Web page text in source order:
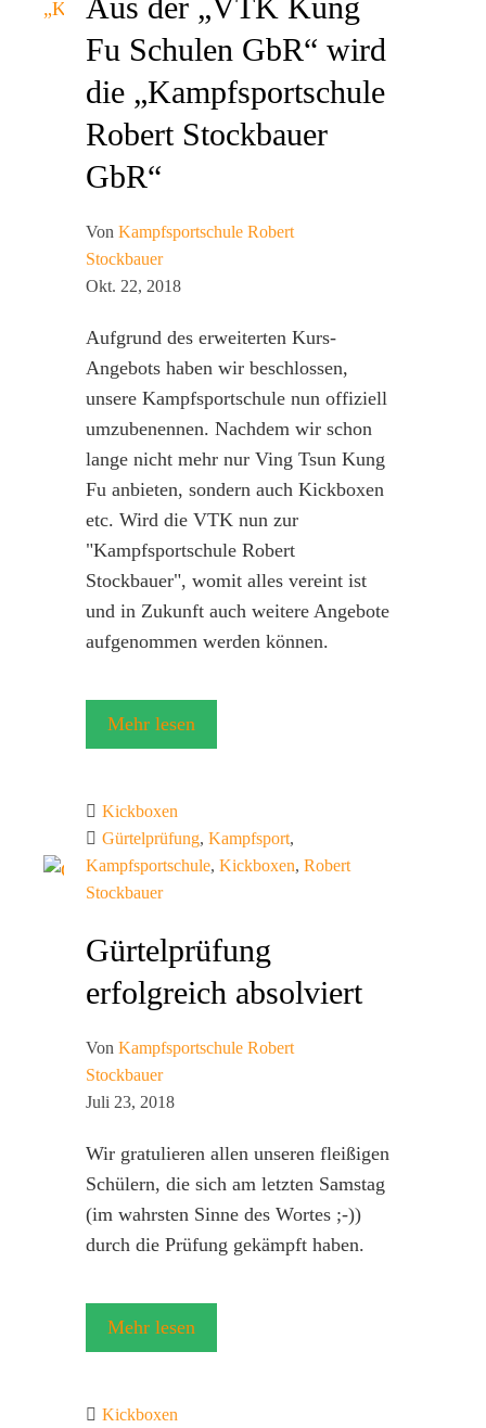
Aus der „VTK Kung
Fu Schulen GbR“ wird
die „Kampfsportschule
Robert Stockbauer
GbR“
Von Kampfsportschule Robert
Stockbauer
Okt. 22, 2018
Aufgrund des erweiterten Kurs-
Angebots haben wir beschlossen,
unsere Kampfsportschule nun offiziell
umzubenennen. Nachdem wir schon
lange nicht mehr nur Ving Tsun Kung
Fu anbieten, sondern auch Kickboxen
etc. Wird die VTK nun zur
"Kampfsportschule Robert
Stockbauer", womit alles vereint ist
und in Zukunft auch weitere Angebote
aufgenommen werden können.
Mehr lesen
Kickboxen
Gürtelprüfung, Kampfsport,
Kampfsportschule, Kickboxen, Robert
Stockbauer
Gürtelprüfung
erfolgreich absolviert
Von Kampfsportschule Robert
Stockbauer
Juli 23, 2018
Wir gratulieren allen unseren fleißigen
Schülern, die sich am letzten Samstag
(im wahrsten Sinne des Wortes ;-))
durch die Prüfung gekämpft haben.
Mehr lesen
Kickboxen